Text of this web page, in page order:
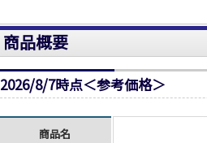
商品概要
2026/8/7時点＜参考価格＞
商品名